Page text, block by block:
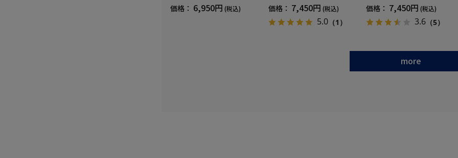
(R)【一般医療機器】SS～LLサイ
価格： 6,950円 (税込)
(R)【一般医療機器】SS～LLサイ
ズ
価格： 7,450円 (税込)
5.0（1）
IX(R)【一般医療機器】SS～LLサ
イズ
価格： 7,450円 (税込)
3.6 （5）
more